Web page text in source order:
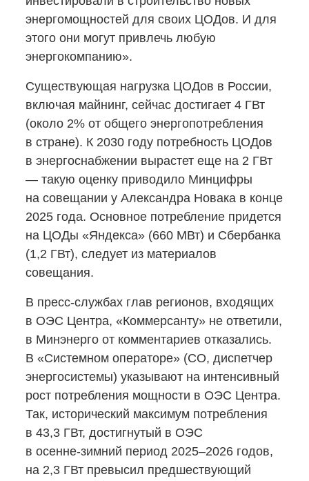
энергомощностей для своих ЦОДов. И для
этого они могут привлечь любую
энергокомпанию».
Существующая нагрузка ЦОДов в России,
включая майнинг, сейчас достигает 4 ГВт
(около 2% от общего энергопотребления
в стране). К 2030 году потребность ЦОДов
в энергоснабжении вырастет еще на 2 ГВт
— такую оценку приводило Минцифры
на совещании у Александра Новака в конце
2025 года. Основное потребление придется
на ЦОДы «Яндекса» (660 МВт) и Сбербанка
(1,2 ГВт), следует из материалов
совещания.
В пресс-службах глав регионов, входящих
в ОЭС Центра, «Коммерсанту» не ответили,
в Минэнерго от комментариев отказались.
В «Системном операторе» (СО, диспетчер
энергосистемы) указывают на интенсивный
рост потребления мощности в ОЭС Центра.
Так, исторический максимум потребления
в 43,3 ГВт, достигнутый в ОЭС
в осенне-зимний период 2025–2026 годов,
на 2,3 ГВт превысил предшествующий